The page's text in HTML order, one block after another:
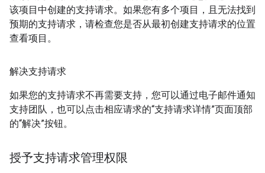
该项目中创建的支持请求。如果您有多个项目，且无法找到
预期的支持请求，请检查您是否从最初创建支持请求的位置
查看项目。
解决支持请求
如果您的支持请求不再需要支持，您可以通过电子邮件通知
支持团队，也可以点击相应请求的“支持请求详情”页面顶部
的“解决”按钮。
授予支持请求管理权限